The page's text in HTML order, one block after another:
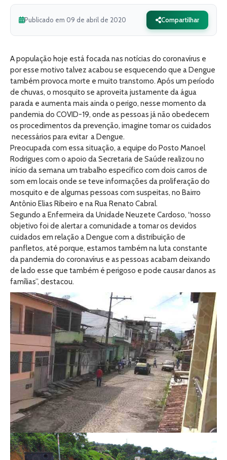
Publicado em 09 de abril de 2020 Compartilhar
A população hoje está focada nas notícias do coronavírus e
por esse motivo talvez acabou se esquecendo que a Dengue
também provoca morte e muito transtorno. Após um período
de chuvas, o mosquito se aproveita justamente da água
parada e aumenta mais ainda o perigo, nesse momento da
pandemia do COVID-19, onde as pessoas já não obedecem
os procedimentos da prevenção, imagine tomar os cuidados
necessários para evitar a Dengue.
Preocupada com essa situação, a equipe do Posto Manoel
Rodrigues com o apoio da Secretaria de Saúde realizou no
início da semana um trabalho específico com dois carros de
som em locais onde se teve informações da proliferação do
mosquito e de algumas pessoas com suspeitas, no Bairro
Antônio Elias Ribeiro e na Rua Renato Cabral.
Segundo a Enfermeira da Unidade Neuzete Cardoso, “nosso
objetivo foi de alertar a comunidade a tomar os devidos
cuidados em relação a Dengue com a distribuição de
panfletos, até porque, estamos também na luta constante
da pandemia do coronavírus e as pessoas acabam deixando
de lado esse que também é perigoso e pode causar danos as
famílias”, destacou.